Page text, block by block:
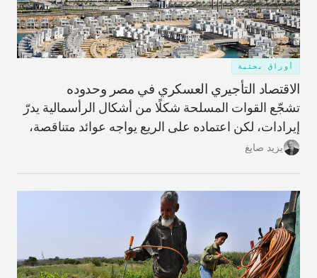
أوراق بحثية
الاقتصاد التأجيري العسكري في مصر وحدوده
تشجّع القوات المسلحة شكلًا من أشكال الرأسمالية يدرّ
إيرادات، لكن اعتماده على الريع يواجه عوائد متناقصة،
ما يحمّل البلاد تكاليف ضخمة غير قابلة للاسترداد وعوائد
يزيد صايغ